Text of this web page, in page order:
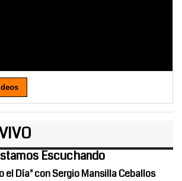
Escuchando
el Día" con Sergio Mansilla Ceballos